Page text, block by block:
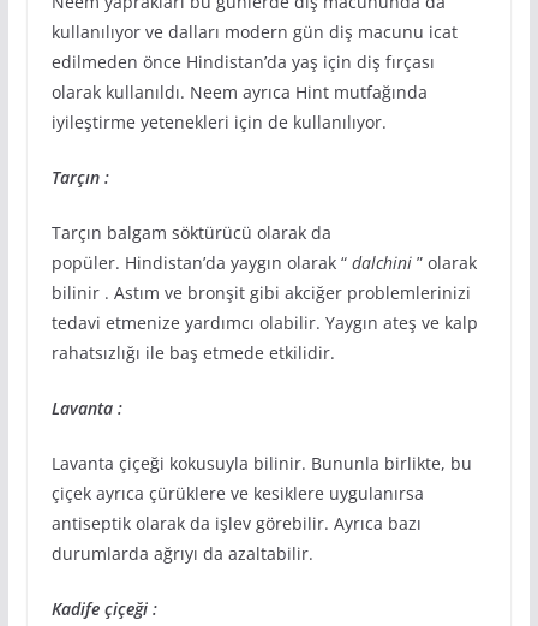
kullanılıyor ve dalları modern gün diş macunu icat
edilmeden önce Hindistan’da yaş için diş fırçası
olarak kullanıldı. Neem ayrıca Hint mutfağında
iyileştirme yetenekleri için de kullanılıyor.
Tarçın :
Tarçın balgam söktürücü olarak da
popüler. Hindistan’da yaygın olarak “ dalchini” olarak
bilinir . Astım ve bronşit gibi akciğer problemlerinizi
tedavi etmenize yardımcı olabilir. Yaygın ateş ve kalp
rahatsızlığı ile baş etmede etkilidir.
Lavanta :
Lavanta çiçeği kokusuyla bilinir. Bununla birlikte, bu
çiçek ayrıca çürüklere ve kesiklere uygulanırsa
antiseptik olarak da işlev görebilir. Ayrıca bazı
durumlarda ağrıyı da azaltabilir.
Kadife çiçeği :